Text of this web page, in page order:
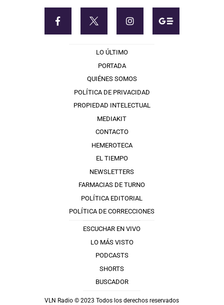
LO ÚLTIMO
PORTADA
QUIÉNES SOMOS
POLÍTICA DE PRIVACIDAD
PROPIEDAD INTELECTUAL
MEDIAKIT
CONTACTO
HEMEROTECA
EL TIEMPO
NEWSLETTERS
FARMACIAS DE TURNO
POLÍTICA EDITORIAL
POLÍTICA DE CORRECCIONES
ESCUCHAR EN VIVO
LO MÁS VISTO
PODCASTS
SHORTS
BUSCADOR
VLN Radio © 2023 Todos los derechos reservados